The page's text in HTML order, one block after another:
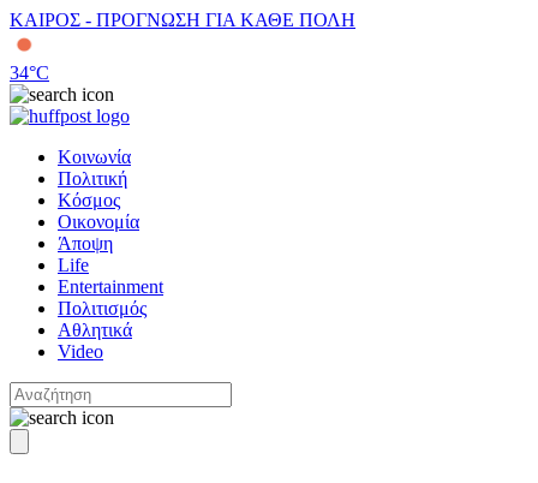
ΚΑΙΡΟΣ - ΠΡΟΓΝΩΣΗ ΓΙΑ ΚΑΘΕ ΠΟΛΗ
34°C
Κοινωνία
Πολιτική
Κόσμος
Οικονομία
Άποψη
Life
Entertainment
Πολιτισμός
Αθλητικά
Video